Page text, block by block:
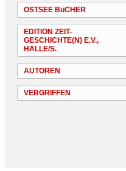
OSTSEE BüCHER
EDITION ZEIT-
GESCHICHTE(N) E.V.,
HALLE/S.
AUTOREN
VERGRIFFEN